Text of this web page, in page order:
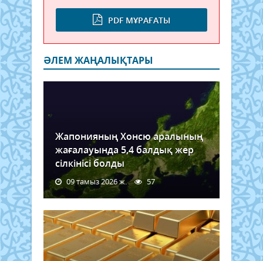
PDF МҰРАҒАТЫ
ӘЛЕМ ЖАҢАЛЫҚТАРЫ
Жапонияның Хонсю аралының
жағалауында 5,4 балдық жер
сілкінісі болды
09 тамыз 2026 ж. 57